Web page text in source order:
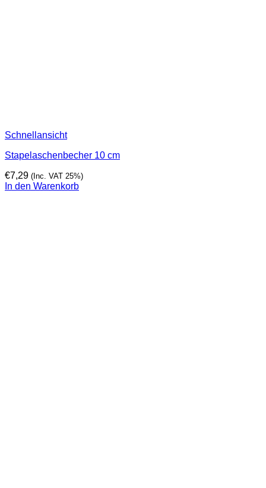
Schnellansicht
Stapelaschenbecher 10 cm
€7,29 (Inc. VAT 25%)
In den Warenkorb